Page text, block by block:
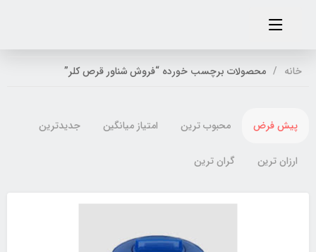
خانه محصولات برچسب خورده “فروش شناور قرص کلر”
پیش فرض محبوب ترین امتیاز میانگین جدیدترین
ارزان ترین گران ترین